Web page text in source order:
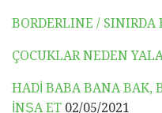
BORDERLINE / SINIRDA
ÇOCUKLAR NEDEN
HADİ BABA BANA BAK,
İNŞA ET 02/05/2021